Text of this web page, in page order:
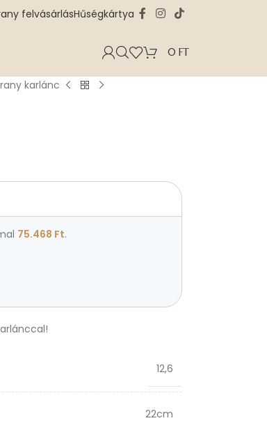
felvásárlásHűségkártya
0 FT
karlánc
75.468 Ft.
12,6
22cm